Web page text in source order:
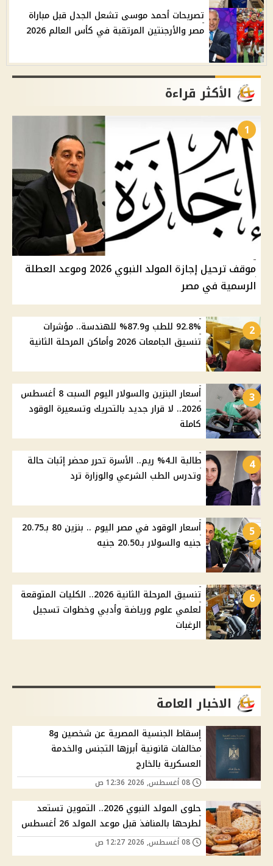
تصريحات أحمد موسى تشعل الجدل قبل مباراة
مصر والأرجنتين المرتقبة في كأس العالم 2026
الأكثر قراءة
1
موقف ترحيل إجازة المولد النبوي 2026 وموعد العطلة
الرسمية في مصر
2
92.8% للطب و87.9% للهندسة.. مؤشرات
تنسيق الجامعات 2026 وأماكن المرحلة الثانية
3
أسعار البنزين والسولار اليوم السبت 8 أغسطس
2026.. لا قرار جديد بالتحريك وتسعيرة الوقود
كاملة
4
طالبة الـ4% ريم.. الأسرة تحرر محضر إثبات حالة
وتدرس الطب الشرعي والوزارة ترد
5
أسعار الوقود في مصر اليوم .. بنزين 80 بـ20.75
جنيه والسولار بـ20.50 جنيه
6
تنسيق المرحلة الثانية 2026.. الكليات المتوقعة
لعلمي علوم ورياضة وأدبي وخطوات تسجيل
الرغبات
الاخبار العامة
إسقاط الجنسية المصرية عن شخصين و8
مخالفات قانونية أبرزها التجنس والخدمة
العسكرية بالخارج
حلوى المولد النبوي 2026.. التموين تستعد
لطرحها بالمنافذ قبل موعد المولد 26 أغسطس